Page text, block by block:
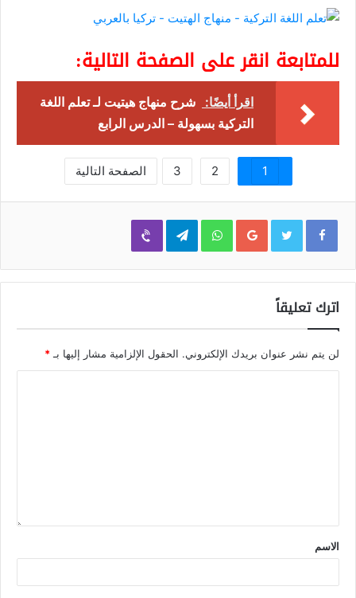
للمتابعة انقر على الصفحة التالية:
اقرأ أيضًا:
شرح منهاج هيتيت لـ تعلم اللغة
التركية بسهولة – الدرس الرابع
1
2
3 الصفحة التالية
Google+
WhatsApp
Telegram
Viber
اترك تعليقاً
لن يتم نشر عنوان بريدك الإلكتروني. الحقول الإلزامية مشار إليها بـ*
الاسم